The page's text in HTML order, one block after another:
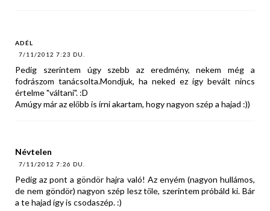
ADÉL
7/11/2012 7:23 DU.
Pedig szerintem úgy szebb az eredmény, nekem még a
fodrászom tanácsolta.Mondjuk, ha neked ez így bevált nincs
értelme "váltani". :D
Amúgy már az előbb is írni akartam, hogy nagyon szép a hajad :))
Névtelen
7/11/2012 7:26 DU.
Pedig az pont a göndör hajra való! Az enyém (nagyon hullámos,
de nem göndör) nagyon szép lesz tőle, szerintem próbáld ki. Bár
a te hajad így is csodaszép. :)